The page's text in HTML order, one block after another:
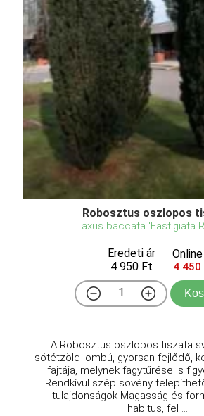
Robosztus oszlopos
Taxus baccata 'Fastigiata
Eredeti ár
4 950 Ft
4 450
A Robosztus oszlopos tiszafa
sötétzöld lombú, gyorsan fejlődő,
fajtája, melynek fagytűrése is
Rendkívül szép sövény
tulajdonságok Magasság és
habitus, fel ...